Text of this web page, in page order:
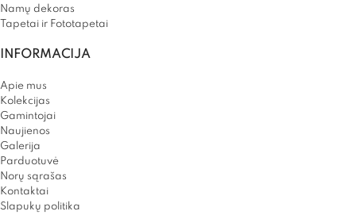
Namų dekoras
Tapetai ir Fototapetai
INFORMACIJA
Apie mus
Kolekcijas
Gamintojai
Naujienos
Galerija
Parduotuvė
Norų sąrašas
Kontaktai
Slapukų politika